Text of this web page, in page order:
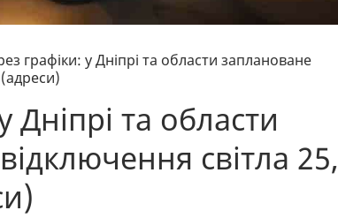
графіки: у Дніпрі та области заплановане
Дніпрі та области
світла 25,